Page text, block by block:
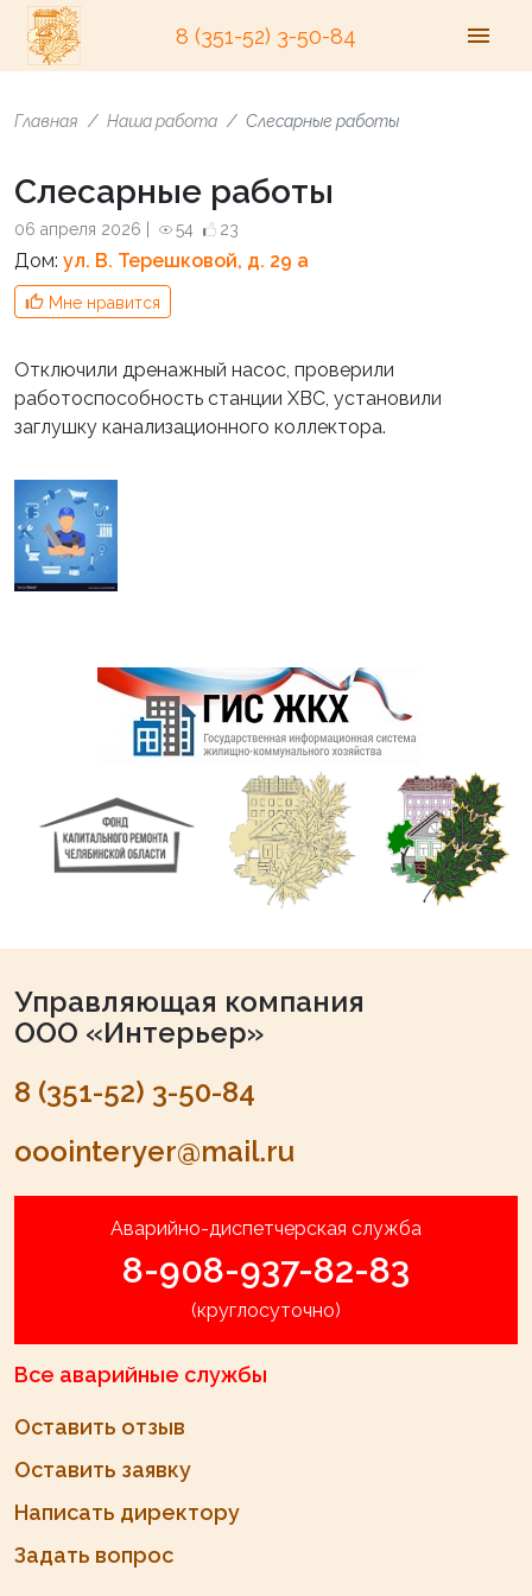
8 (351-52) 3-50-84
Главная Наша работа Слесарные работы
Слесарные работы
06 апреля 2026 | 54 23
Дом: ул. В. Терешковой, д. 29 а
Мне нравится
Отключили дренажный насос, проверили
работоспособность станции ХВС, установили
заглушку канализационного коллектора.
Управляющая компания
ООО «Интерьер»
8 (351-52) 3-50-84
ooointeryer@mail.ru
Аварийно-диспетчерская служба
8-908-937-82-83
(круглосуточно)
Все аварийные службы
Оставить отзыв
Оставить заявку
Написать директору
Задать вопрос